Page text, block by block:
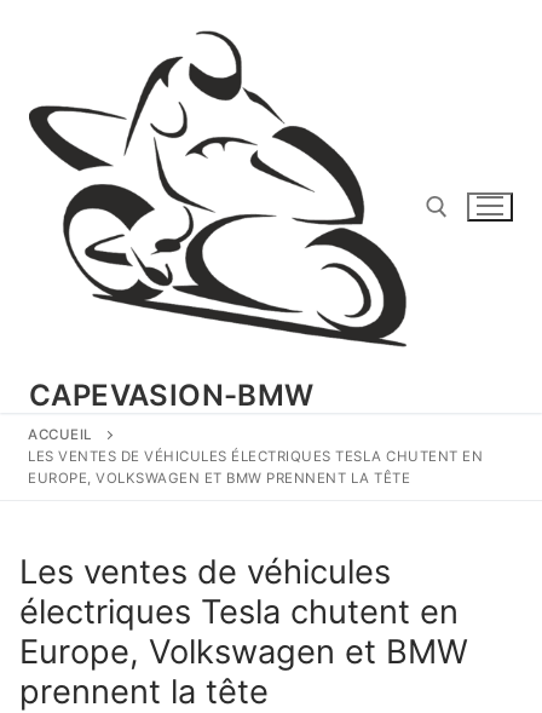
CAPEVASION-BMW
ACCUEIL
LES VENTES DE VÉHICULES ÉLECTRIQUES TESLA CHUTENT EN
EUROPE, VOLKSWAGEN ET BMW PRENNENT LA TÊTE
Les ventes de véhicules
électriques Tesla chutent en
Europe, Volkswagen et BMW
prennent la tête